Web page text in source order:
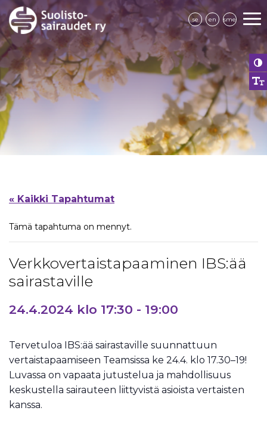
se en sme
« Kaikki Tapahtumat
Tämä tapahtuma on mennyt.
Verkkovertaistapaaminen IBS:ää
sairastaville
24.4.2024 klo 17:30 - 19:00
Tervetuloa IBS:ää sairastaville suunnattuun
vertaistapaamiseen Teamsissa ke 24.4. klo 17.30–19!
Luvassa on vapaata jutustelua ja mahdollisuus
keskustella sairauteen liittyvistä asioista vertaisten
kanssa.